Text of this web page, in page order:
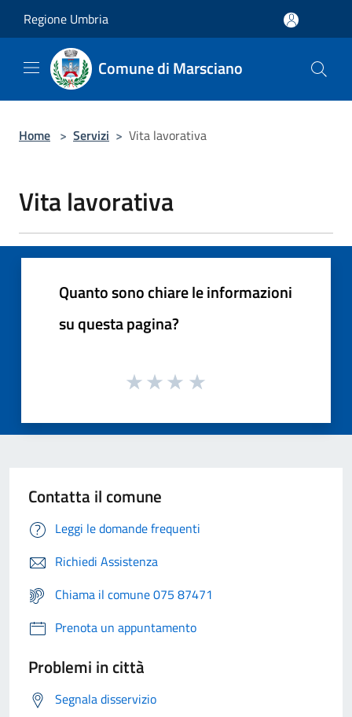
Regione Umbria
Comune di Marsciano
Home > Servizi > Vita lavorativa
Vita lavorativa
Quanto sono chiare le informazioni
su questa pagina?
Contatta il comune
Leggi le domande frequenti
Richiedi Assistenza
Chiama il comune 075 87471
Prenota un appuntamento
Problemi in città
Segnala disservizio